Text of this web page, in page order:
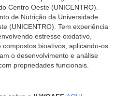
Centro Oeste (UNICENTRO).
de Nutrição da Universidade
(UNICENTRO). Tem experiência
estresse oxidativo,
bioativos, aplicando-os
o desenvolvimento e análise
propriedades funcionais.